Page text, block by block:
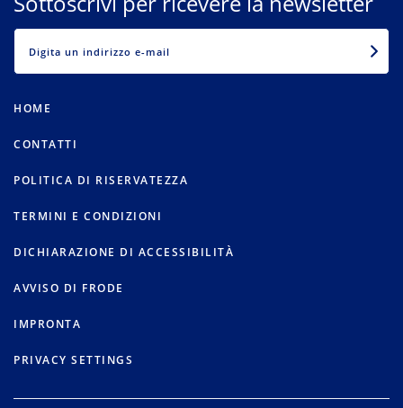
HOME
CONTATTI
POLITICA DI RISERVATEZZA
TERMINI E CONDIZIONI
DICHIARAZIONE DI ACCESSIBILITÀ
AVVISO DI FRODE
IMPRONTA
PRIVACY SETTINGS